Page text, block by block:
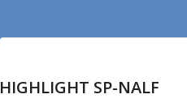
HIGHLIGHT SP-NALF ™